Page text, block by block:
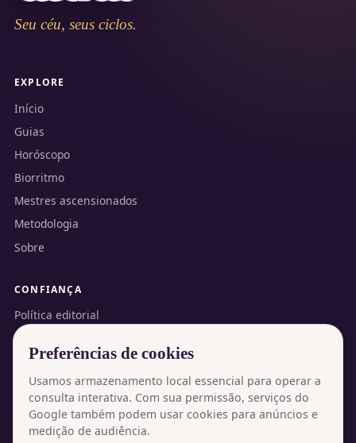
Seu céu, seus ciclos.
EXPLORE
Início
Guias
Horóscopo
Biorritmo
Mestres ascensionados
Metodologia
Sobre
CONFIANÇA
Política editorial
Política de privacidade
Termos de uso
Contato
English version
Gerenciar cookies
Preferências de cookies
Usamos armazenamento local essencial para operar a
consulta interativa. Com sua permissão, serviços do
Google também podem usar cookies para anúncios e
medição de audiência.